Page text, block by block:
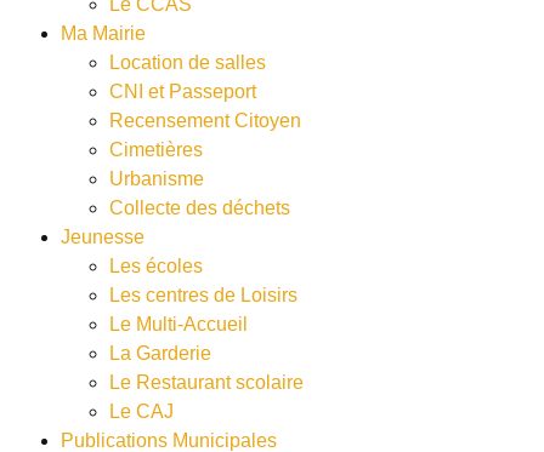
Le CCAS
Ma Mairie
Location de salles
CNI et Passeport
Recensement Citoyen
Cimetières
Urbanisme
Collecte des déchets
Jeunesse
Les écoles
Les centres de Loisirs
Le Multi-Accueil
La Garderie
Le Restaurant scolaire
Le CAJ
Publications Municipales